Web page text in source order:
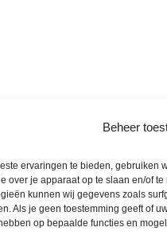
Beheer
ervaringen te bieden, gebruiken
over je apparaat op te slaan en/of
kunnen wij gegevens zoals
Als je geen toestemming geeft of
op bepaalde functies en